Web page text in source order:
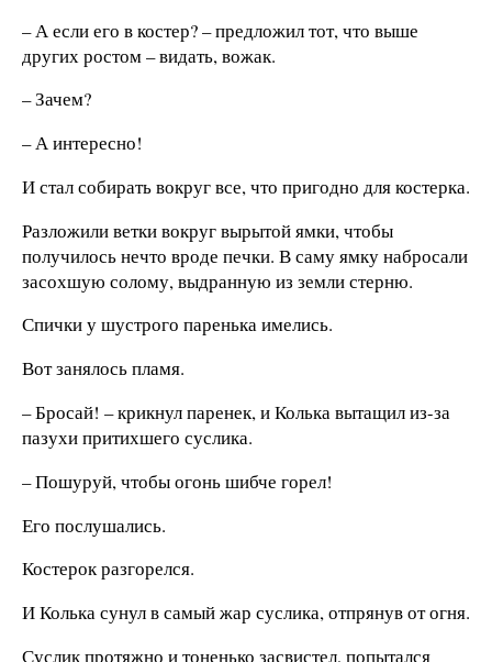
– А если его в костер? – предложил тот, что выше
других ростом – видать, вожак.
– Зачем?
– А интересно!
И стал собирать вокруг все, что пригодно для костерка.
Разложили ветки вокруг вырытой ямки, чтобы
получилось нечто вроде печки. В саму ямку набросали
засохшую солому, выдранную из земли стерню.
Спички у шустрого паренька имелись.
Вот занялось пламя.
– Бросай! – крикнул паренек, и Колька вытащил из-за
пазухи притихшего суслика.
– Пошуруй, чтобы огонь шибче горел!
Его послушались.
Костерок разгорелся.
И Колька сунул в самый жар суслика, отпрянув от огня.
Суслик протяжно и тоненько засвистел, попытался